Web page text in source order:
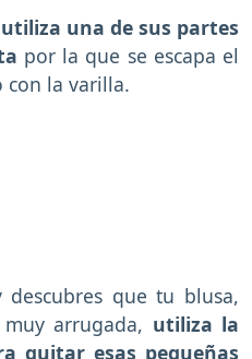
utiliza una de sus partes
por la que se escapa el
con la varilla.
que tu blusa,
arrugada, utiliza la
quitar esas pequeñas